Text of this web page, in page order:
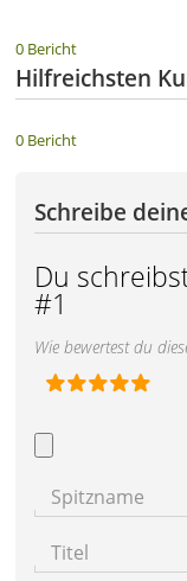
0 Bericht
Hilfreichsten
0 Bericht
Schreibe
Du
#1
Wie bewertest du
Spitzname
Titel